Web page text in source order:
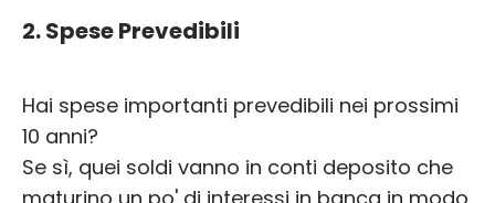
2. Spese Prevedibili
Hai spese importanti prevedibili nei prossimi
10 anni?
Se sì, quei soldi vanno in conti deposito che